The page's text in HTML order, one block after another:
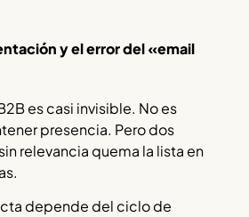
y el error del «email
es casi invisible. No es
presencia. Pero dos
relevancia quema la lista en
depende del ciclo de